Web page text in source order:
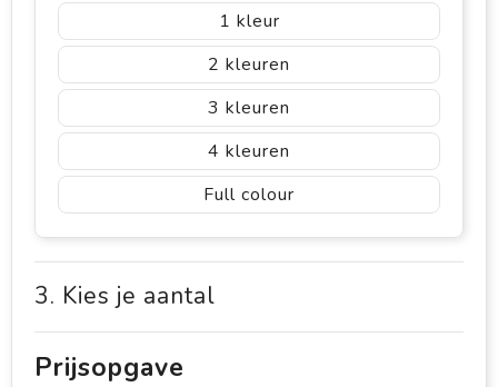
1
2
3
4
Full colour
3. Kies je aantal
Prijsopgave